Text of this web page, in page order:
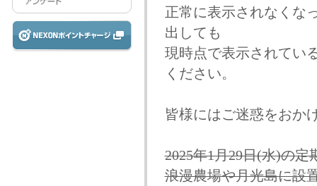
正常に表示されなくな
出しても
現時点で表示されてい
ください。
皆様にはご迷惑をおか
2025年1月29日(水)の
浪漫農場や月光島に設